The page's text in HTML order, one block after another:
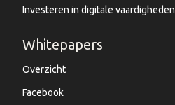
Investeren in digitale vaardigheden
Whitepapers
Overzicht
Facebook